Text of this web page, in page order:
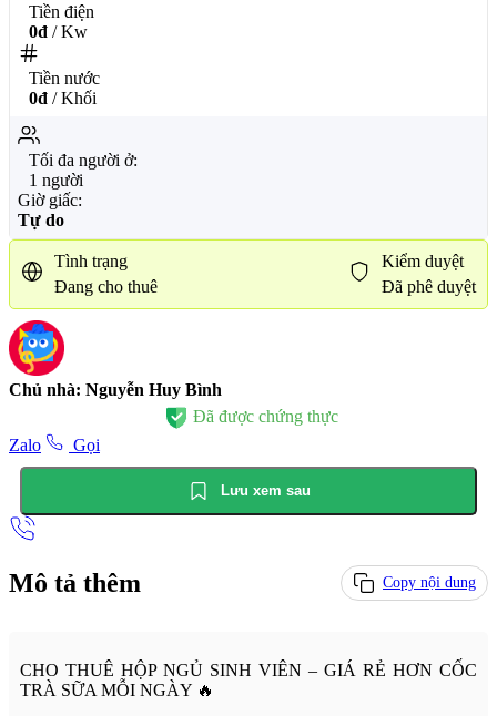
Tiền điện
0đ / Kw
Tiền nước
0đ / Khối
Tối đa người ở:
1 người
Giờ giấc:
Tự do
Tình trạng
Đang cho thuê
Kiểm duyệt
Đã phê duyệt
Chủ nhà: Nguyễn Huy Bình
Đã được chứng thực
Zalo
Gọi
Lưu xem sau
Mô tả thêm Copy nội dung
CHO THUÊ HỘP NGỦ SINH VIÊN – GIÁ RẺ HƠN CỐC
TRÀ SỮA MỖI NGÀY 🔥